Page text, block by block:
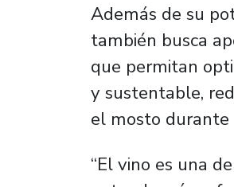
Además de su
también busca
que permitan
y sustentable,
el mosto durante
“El vino es una